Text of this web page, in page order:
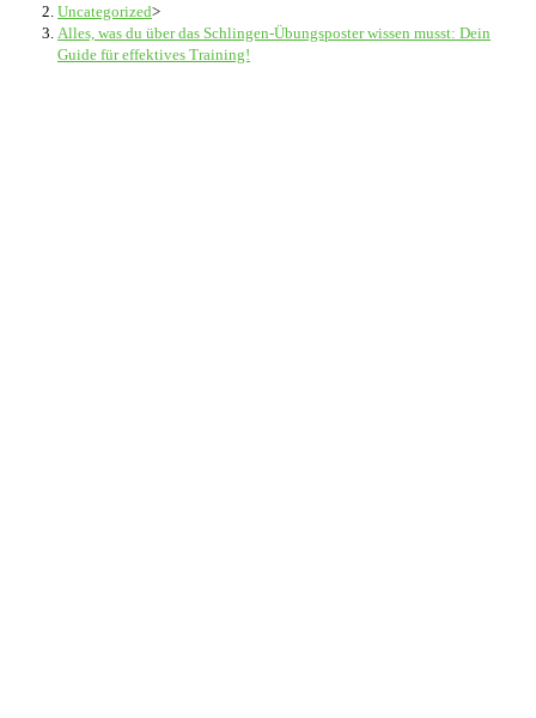
Uncategorized>
Alles, was du über das Schlingen-Übungsposter wissen musst: Dein
Guide für effektives Training!